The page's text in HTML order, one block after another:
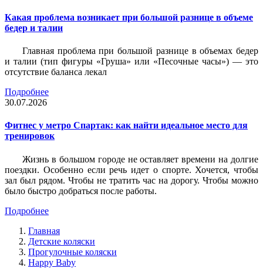
Какая проблема возникает при большой разнице в объеме
бедер и талии
Главная проблема при большой разнице в объемах бедер
и талии (тип фигуры «Груша» или «Песочные часы») — это
отсутствие баланса лекал
Подробнее
30.07.2026
Фитнес у метро Спартак: как найти идеальное место для
тренировок
Жизнь в большом городе не оставляет времени на долгие
поездки. Особенно если речь идет о спорте. Хочется, чтобы
зал был рядом. Чтобы не тратить час на дорогу. Чтобы можно
было быстро добраться после работы.
Подробнее
Главная
Детские коляски
Прогулочные коляски
Happy Baby